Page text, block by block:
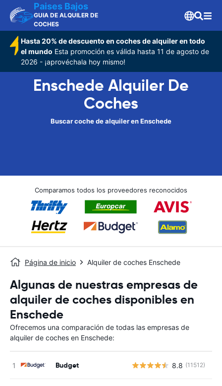
Paises Bajos
GUIA DE ALQUILER DE
COCHES
Hasta 20% de descuento en coches de alquiler en todo
el mundo Esta promoción es válida hasta 11 de agosto de
2026 - ¡aprovéchala hoy mismo!
Enschede Alquiler De
Coches
Buscar coche de alquiler en Enschede
Comparamos todos los proveedores reconocidos
Página de inicio Alquiler de coches Enschede
Algunas de nuestras empresas de
alquiler de coches disponibles en
Enschede
Ofrecemos una comparación de todas las empresas de
alquiler de coches en Enschede:
Budget 8.8 (11512)